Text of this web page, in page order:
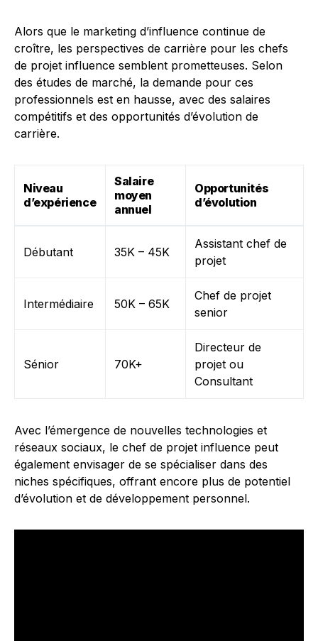
Alors que le marketing d’influence continue de
croître, les perspectives de carrière pour les chefs
de projet influence semblent prometteuses. Selon
des études de marché, la demande pour ces
professionnels est en hausse, avec des salaires
compétitifs et des opportunités d’évolution de
carrière.
Niveau
d’expérience
Salaire
moyen
annuel
Opportunités
d’évolution
Débutant 35K – 45K
Assistant chef de
projet
Intermédiaire 50K – 65K
Chef de projet
senior
Sénior 70K+
Directeur de
projet ou
Consultant
Avec l’émergence de nouvelles technologies et
réseaux sociaux, le chef de projet influence peut
également envisager de se spécialiser dans des
niches spécifiques, offrant encore plus de potentiel
d’évolution et de développement personnel.